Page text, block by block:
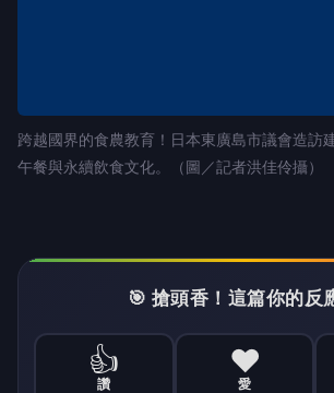
跨越國界的食農教育！日本東廣島市議會造訪
午餐與永續飲食文化。（圖／記者洪佳伶攝）
🎯 搶頭香！這篇你的反
👍
讚
❤️
愛